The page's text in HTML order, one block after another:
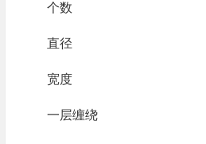
个数
直径
宽度
一层缠绕